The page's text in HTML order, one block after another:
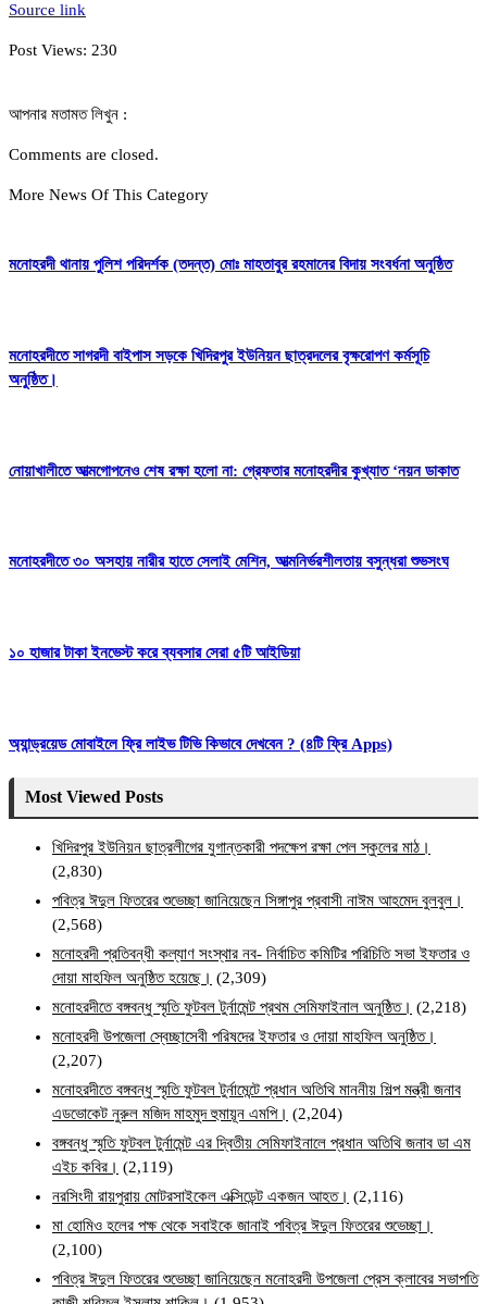
Source link
Post Views: 230
আপনার মতামত লিখুন :
Comments are closed.
More News Of This Category
মনোহরদী থানায় পুলিশ পরিদর্শক (তদন্ত) মোঃ মাহতাবুর রহমানের বিদায় সংবর্ধনা অনুষ্ঠিত
মনোহরদীতে সাগরদী বাইপাস সড়কে খিদিরপুর ইউনিয়ন ছাত্রদলের বৃক্ষরোপণ কর্মসূচি
অনুষ্ঠিত।
নোয়াখালীতে আত্মগোপনেও শেষ রক্ষা হলো না: গ্রেফতার মনোহরদীর কুখ্যাত ‘নয়ন ডাকাত
মনোহরদীতে ৩০ অসহায় নারীর হাতে সেলাই মেশিন, আত্মনির্ভরশীলতায় বসুন্ধরা শুভসংঘ
১০ হাজার টাকা ইনভেস্ট করে ব্যবসার সেরা ৫টি আইডিয়া
অ্যান্ড্রয়েড মোবাইলে ফ্রি লাইভ টিভি কিভাবে দেখবেন ? (৪টি ফ্রি Apps)
Most Viewed Posts
খিদিরপুর ইউনিয়ন ছাত্রলীগের যুগান্তকারী পদক্ষেপ রক্ষা পেল স্কুলের মাঠ।
(2,830)
পবিত্র ঈদুল ফিতরের শুভেচ্ছা জানিয়েছেন সিঙ্গাপুর প্রবাসী নাঈম আহমেদ বুলবুল।
(2,568)
মনোহরদী প্রতিবন্ধী কল্যাণ সংস্থার নব- নির্বাচিত কমিটির পরিচিতি সভা ইফতার ও
দোয়া মাহফিল অনুষ্ঠিত হয়েছে। (2,309)
মনোহরদীতে বঙ্গবন্ধু স্মৃতি ফুটবল টুর্নামেন্ট প্রথম সেমিফাইনাল অনুষ্ঠিত। (2,218)
মনোহরদী উপজেলা স্বেচ্ছাসেবী পরিষদের ইফতার ও দোয়া মাহফিল অনুষ্ঠিত।
(2,207)
মনোহরদীতে বঙ্গবন্ধু স্মৃতি ফুটবল টুর্নামেন্টে প্রধান অতিথি মাননীয় শিল্প মন্ত্রী জনাব
এডভোকেট নুরুল মজিদ মাহমুদ হুমায়ূন এমপি। (2,204)
বঙ্গবন্ধু স্মৃতি ফুটবল টুর্নামেন্ট এর দ্বিতীয় সেমিফাইনালে প্রধান অতিথি জনাব ডা এম
এইচ কবির। (2,119)
নরসিংদী রায়পুরায় মোটরসাইকেল এক্সিডেন্ট একজন আহত। (2,116)
মা হোমিও হলের পক্ষ থেকে সবাইকে জানাই পবিত্র ঈদুল ফিতরের শুভেচ্ছা।
(2,100)
পবিত্র ঈদুল ফিতরের শুভেচ্ছা জানিয়েছেন মনোহরদী উপজেলা প্রেস ক্লাবের সভাপতি